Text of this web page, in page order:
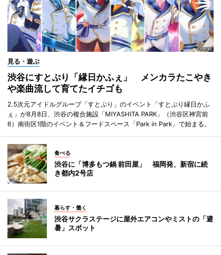
見る・遊ぶ
渋谷にすとぷり「縁日かふぇ」 メンカラたこやき
や楽曲流して育てたイチゴも
2.5次元アイドルグループ「すとぷり」のイベント「すとぷり縁日かふ
ぇ」が8月8日、渋谷の複合施設「MIYASHITA PARK」（渋谷区神宮前
6）南街区1階のイベント＆フードスペース「Park in Park」で始まる。
食べる
渋谷に「博多もつ鍋 前田屋」 福岡発、新宿に続
き都内2号店
暮らす・働く
渋谷サクラステージに屋外エアコンやミストの「避
暑」スポット